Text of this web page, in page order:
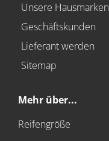
Unsere Hausmarken
Geschäftskunden
Lieferant werden
Sitemap
Mehr über...
Reifengröße